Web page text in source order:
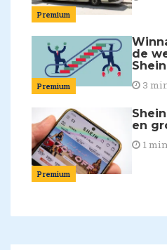
Premium
Premium
de
Shein
3
Premium
en
1